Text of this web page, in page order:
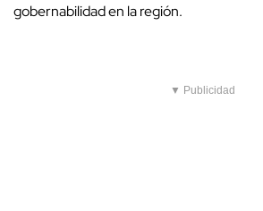
gobernabilidad en la región.
▼ Publicidad